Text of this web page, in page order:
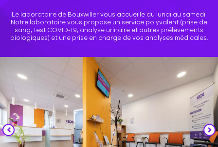
Le laboratoire de Bouxwiller vous accueille du lundi au samedi.
Notre laboratoire vous propose un service polyvalent (prise de
sang, test COVID-19, analyse urinaire et autres prélèvements
biologiques) et une prise en charge de vos analyses médicales.